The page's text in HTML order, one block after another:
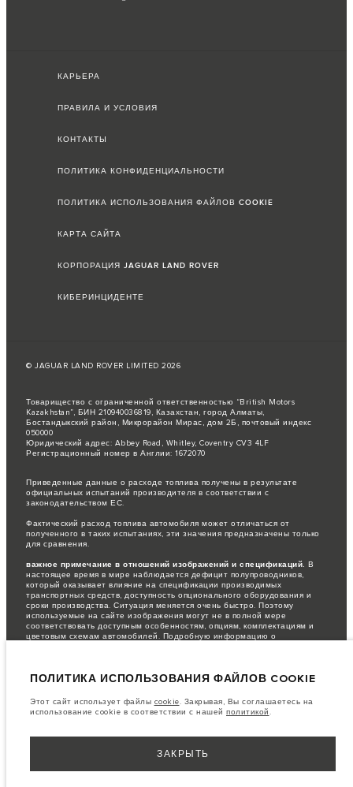
КАРЬЕРА
ПРАВИЛА И УСЛОВИЯ
КОНТАКТЫ
ПОЛИТИКА КОНФИДЕНЦИАЛЬНОСТИ
ПОЛИТИКА ИСПОЛЬЗОВАНИЯ ФАЙЛОВ COOKIE
КАРТА САЙТА
КОРПОРАЦИЯ JAGUAR LAND ROVER
КИБЕРИНЦИДЕНТЕ
© JAGUAR LAND ROVER LIMITED 2026
Товарищество с ограниченной ответственностью “British Motors
Kazakhstan”, БИН 210940036819, Казахстан, город Алматы,
Бостандыкский район, Микрорайон Мирас, дом 2Б, почтовый индекс
050000
Юридический адрес: Abbey Road, Whitley, Coventry CV3 4LF
Регистрационный номер в Англии: 1672070
Приведенные данные о расходе топлива получены в результате
официальных испытаний производителя в соответствии с
законодательством ЕС.
Фактический расход топлива автомобиля может отличаться от
полученного в таких испытаниях, эти значения предназначены только
для сравнения.
важное примечание в отношений изображений и спецификаций. В
настоящее время в мире наблюдается дефицит полупроводников,
который оказывает влияние на спецификации производимых
транспортных средств, доступность опционального оборудования и
сроки производства. Ситуация меняется очень быстро. Поэтому
используемые на сайте изображения могут не в полной мере
соответствовать доступным особенностям, опциям, комплектациям и
цветовым схемам автомобилей. Подробную информацию о
веб-сайте указаны для европейских комплектаций автомобилей. Они
предварительного уведомления. Некоторые автомобили показаны с
дополнительным оборудованием, которое может быть недоступно для
некоторых рынков. Пожалуйста, свяжитесь с местным дилером, чтобы
Указанные цены включают налог на добавленную стоимость (НДС).
Цены действительны только для моделей 2022 года.
ПОЛИТИКА ИСПОЛЬЗОВАНИЯ ФАЙЛОВ COOKIE
Этот сайт использует файлы cookie. Закрывая, Вы соглашаетесь на
использование cookie в соответствии с нашей политикой.
ЗАКРЫТЬ